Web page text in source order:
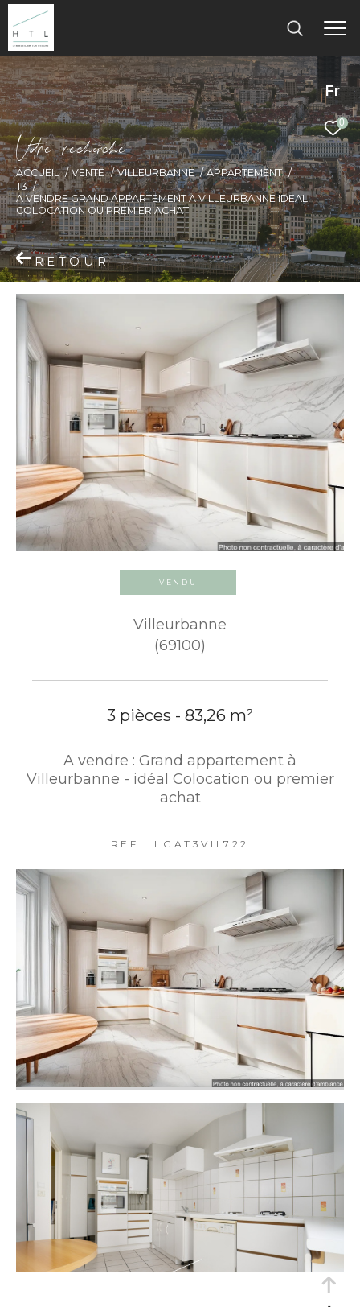
Fr
0
Vore recece
ACCUEIL VENTE VILLEURBANNE
APPARTEMENT
T3
A VENDRE GRAND APPARTEMENT A VILLEURBANNE IDEAL
COLOCATION OU PREMIER ACHAT
RETOUR
VENDU
Villeurbanne
(69100)
3 pièces - 83,26 m²
A vendre : Grand appartement à
Villeurbanne - idéal Colocation ou premier
achat
REF : LGAT3VIL722